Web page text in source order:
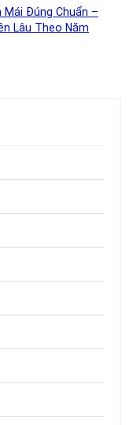
Mái Đúng Chuẩn –
Lâu Theo Năm